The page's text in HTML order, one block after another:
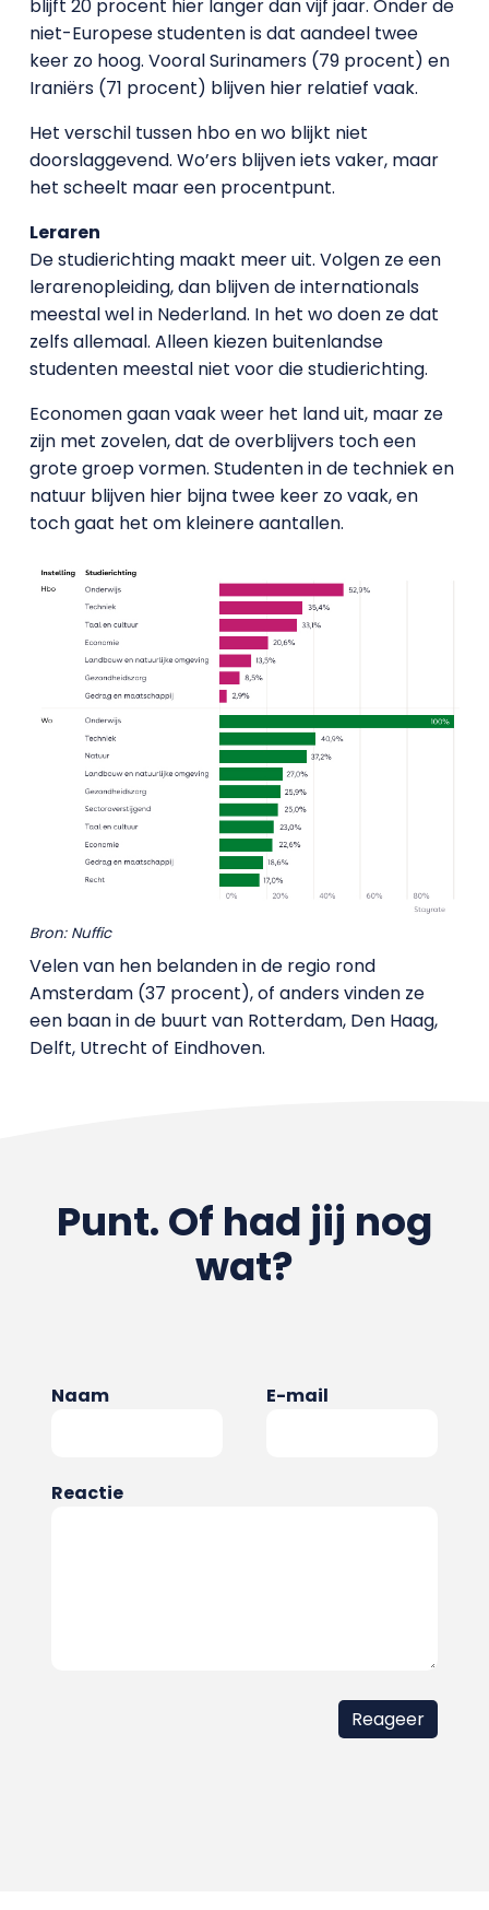
blijft 20 procent hier langer dan vijf jaar. Onder de
niet-Europese studenten is dat aandeel twee
keer zo hoog. Vooral Surinamers (79 procent) en
Iraniërs (71 procent) blijven hier relatief vaak.
Het verschil tussen hbo en wo blijkt niet
doorslaggevend. Wo’ers blijven iets vaker, maar
het scheelt maar een procentpunt.
Leraren
De studierichting maakt meer uit. Volgen ze een
lerarenopleiding, dan blijven de internationals
meestal wel in Nederland. In het wo doen ze dat
zelfs allemaal. Alleen kiezen buitenlandse
studenten meestal niet voor die studierichting.
Economen gaan vaak weer het land uit, maar ze
zijn met zovelen, dat de overblijvers toch een
grote groep vormen. Studenten in de techniek en
natuur blijven hier bijna twee keer zo vaak, en
toch gaat het om kleinere aantallen.
Bron: Nuffic
Velen van hen belanden in de regio rond
Amsterdam (37 procent), of anders vinden ze
een baan in de buurt van Rotterdam, Den Haag,
Delft, Utrecht of Eindhoven.
Punt. Of had jij nog
wat?
Naam E-mail
Reactie